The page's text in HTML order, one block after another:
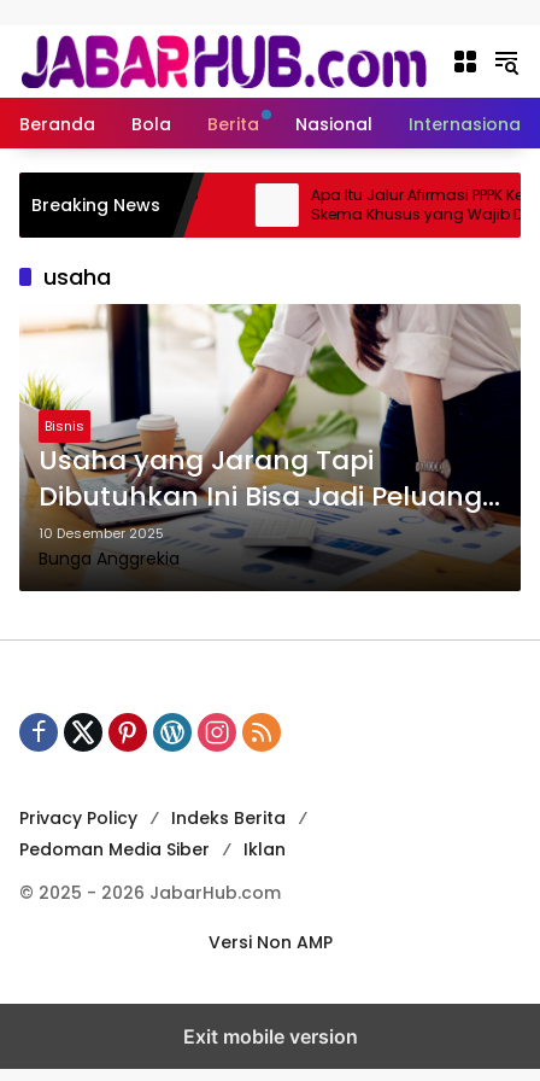
Beranda Bola Berita Nasional Internasional
Breaking News
2025 Tembus Rp105
Pasar Utama
Apa Itu Jalur Afirmasi PPPK
Skema Khusus yang Wajib
usaha
Bisnis
Usaha yang Jarang Tapi
Dibutuhkan Ini Bisa Jadi Peluang
Emas untuk Mulai Bisnis
10 Desember 2025
Bunga Anggrekia
Privacy Policy
Indeks Berita
Pedoman Media Siber
Iklan
© 2025 - 2026 JabarHub.com
Versi Non AMP
Exit mobile version